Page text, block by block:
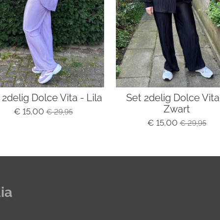
Dolce Vita - Lila
€ 15,00 € 29,95
Set 2delig Dolce
Zwart
€ 15,00 € 29,95